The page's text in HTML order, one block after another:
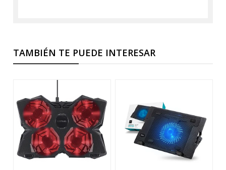
TAMBIÉN TE PUEDE INTERESAR